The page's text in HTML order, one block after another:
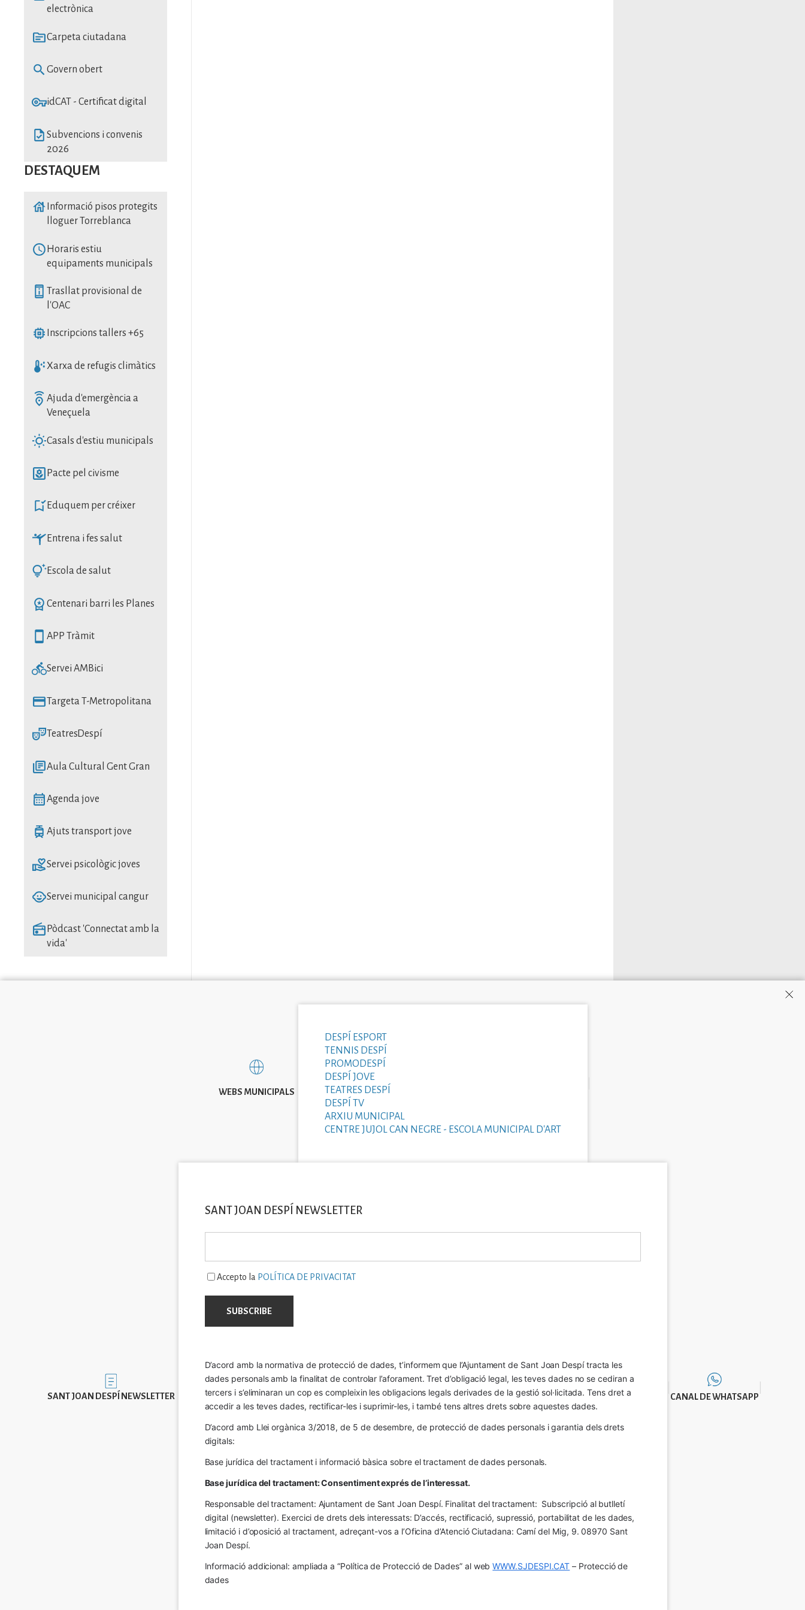
electrònica
SVGCarpeta ciutadana
SVGGovern obert
SVGidCAT - Certificat digital
SVGSubvencions i convenis
2026
DESTAQUEM
SVG Informació pisos protegits
lloguer Torreblanca
SVGHoraris estiu
equipaments municipals
SVGTrasllat provisional de
l'OAC
SVG Inscripcions tallers +65
SVGXarxa de refugis climàtics
SVGAjuda d'emergència a
Veneçuela
SVGCasals d'estiu municipals
SVGPacte pel civisme
SVGEduquem per créixer
SVGEntrena i fes salut
SVGEscola de salut
SVGCentenari barri les Planes
SVGAPP Tràmit
SVGServei AMBici
SVGTargeta T-Metropolitana
SVGTeatresDespí
SVGAula Cultural Gent Gran
SVGAgenda jove
SVGAjuts transport jove
SVGServei psicològic joves
SVGServei municipal cangur
SVGPòdcast 'Connectat amb la
vida'
WEBS MUNICIPALS
DESPÍ ESPORT
TENNIS DESPÍ
PROMODESPÍ
DESPÍ JOVE
TEATRES DESPÍ
DESPÍ TV
ARXIU MUNICIPAL
CENTRE JUJOL CAN NEGRE - ESCOLA MUNICIPAL D'ART
Imatge
SANT JOAN DESPÍ NEWSLETTER
SANT JOAN DESPÍ NEWSLETTER
Accepto la POLÍTICA DE PRIVACITAT
D’acord amb la normativa de protecció de dades, t’informem que l’Ajuntament de Sant Joan Despí tracta les
dades personals amb la finalitat de controlar l’aforament. Tret d’obligació legal, les teves dades no se cediran a
tercers i s’eliminaran un cop es compleixin les obligacions legals derivades de la gestió sol·licitada. Tens dret a
accedir a les teves dades, rectificar-les i suprimir-les, i també tens altres drets sobre aquestes dades.
D’acord amb Llei orgànica 3/2018, de 5 de desembre, de protecció de dades personals i garantia dels drets
digitals:
Base jurídica del tractament i informació bàsica sobre el tractament de dades personals.
Base jurídica del tractament: Consentiment exprés de l’interessat.
Responsable del tractament: Ajuntament de Sant Joan Despí. Finalitat del tractament:  Subscripció al butlletí
digital (newsletter). Exercici de drets dels interessats: D’accés, rectificació, supressió, portabilitat de les dades,
limitació i d’oposició al tractament, adreçant-vos a l’Oficina d’Atenció Ciutadana: Camí del Mig, 9. 08970 Sant
Joan Despí.
Informació addicional: ampliada a “Política de Protecció de Dades” al web WWW.SJDESPI.CAT – Protecció de
dades
CANAL DE WHATSAPP